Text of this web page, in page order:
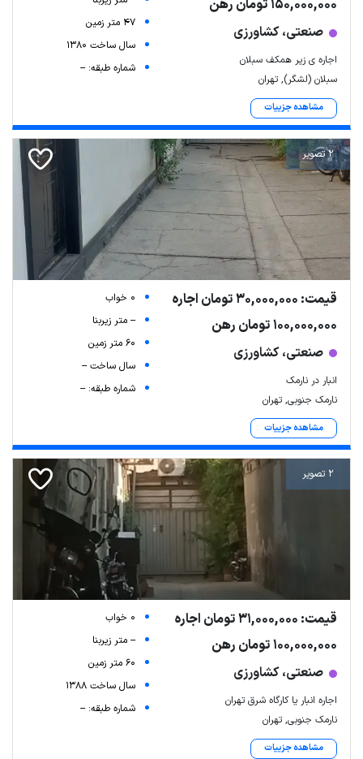
150,000,000 تومان رهن
صنعتی، کشاورزی
اجاره ی زیر همکف سبلان
سبلان (لشگر), تهران
مشاهده جزییات
47 متر زمین
سال ساخت 1380
شماره طبقه: --
2 تصویر
قیمت: 30,000,000 تومان اجاره
100,000,000 تومان رهن
صنعتی، کشاورزی
انبار در نارمک
نارمک جنوبی, تهران
مشاهده جزییات
0 خواب
-- متر زیربنا
60 متر زمین
سال ساخت --
شماره طبقه: --
2 تصویر
قیمت: 31,000,000 تومان اجاره
100,000,000 تومان رهن
صنعتی، کشاورزی
اجاره انبار یا کارگاه شرق تهران
نارمک جنوبی, تهران
مشاهده جزییات
0 خواب
-- متر زیربنا
60 متر زمین
سال ساخت 1388
شماره طبقه: --